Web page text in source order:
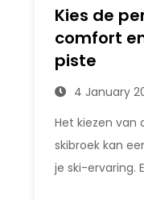
Kies de
comfort
piste
4 January
Het kiezen van
skibroek kan
je ski-ervaring.